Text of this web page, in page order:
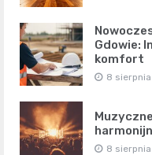
Gdowie:
komfort
8
8